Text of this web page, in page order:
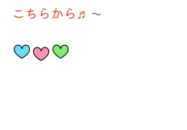
こちらから♬ 〜